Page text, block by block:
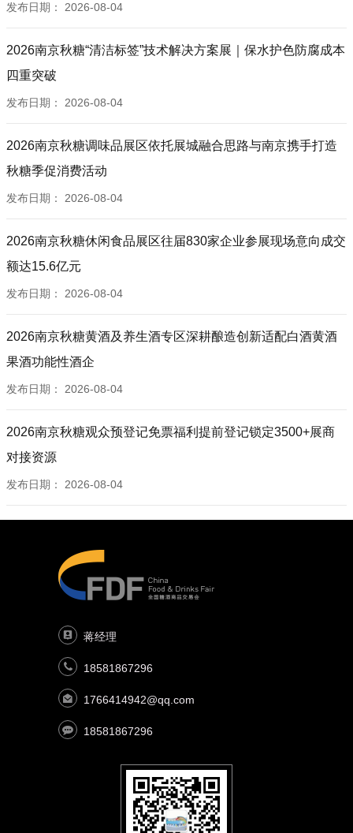
发布日期： 2026-08-04
2026南京秋糖“清洁标签”技术解决方案展｜保水护色防腐成本
四重突破
发布日期： 2026-08-04
2026南京秋糖调味品展区依托展城融合思路与南京携手打造
秋糖季促消费活动
发布日期： 2026-08-04
2026南京秋糖休闲食品展区往届830家企业参展现场意向成交
额达15.6亿元
发布日期： 2026-08-04
2026南京秋糖黄酒及养生酒专区深耕酿造创新适配白酒黄酒
果酒功能性酒企
发布日期： 2026-08-04
2026南京秋糖观众预登记免票福利提前登记锁定3500+展商
对接资源
发布日期： 2026-08-04
蒋经理
18581867296
1766414942@qq.com
18581867296